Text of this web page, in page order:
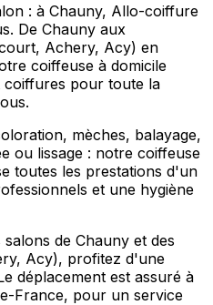
: à Chauny, Allo-coiffure
De Chauny aux
Achery, Acy) en
coiffeuse à domicile
coiffures pour toute la
mèches, balayage,
ou lissage : notre coiffeuse
toutes les prestations d'un
et une hygiène
de Chauny et des
Acy), profitez d'une
déplacement est assuré à
France, pour un service